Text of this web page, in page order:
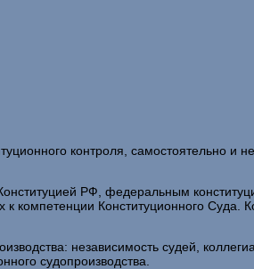
контроля, самостоятельно
РФ, федеральным
Конституционного Суда.
независимость судей,
судопроизводства.